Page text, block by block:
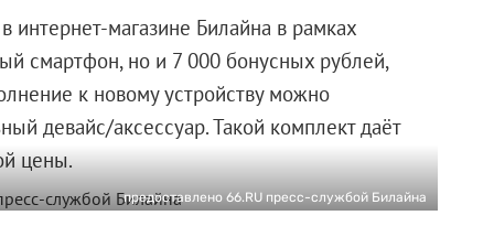
интернет-магазине Билайна в рамках
смартфон, но и 7 000 бонусных рублей,
к новому устройству можно
девайс/аксессуар. Такой комплект даёт
цены.
предоставлено 66.RU пресс-службой Билайна